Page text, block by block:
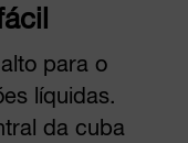
para o
líquidas.
da cuba